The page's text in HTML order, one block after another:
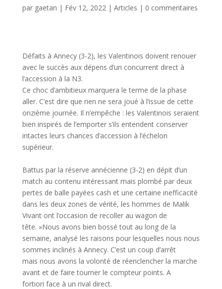
par gaetan | Fév 12, 2022| Articles | 0 commentaires
Défaits à Annecy (3-2), les Valentinois doivent renouer
avec le succès aux dépens d’un concurrent direct à
l’accession à la N3.
Ce choc d’ambitieux marquera le terme de la phase
aller. C’est dire que rien ne sera joué à l’issue de cette
onzième journée. Il n’empêche : les Valentinois seraient
bien inspirés de l’emporter s’ils entendent conserver
intactes leurs chances d’accession à l’échelon
supérieur.
Battus par la réserve annécienne (3-2) en dépit d’un
match au contenu intéressant mais plombé par deux
pertes de balle payées cash et une certaine inefficacité
dans les deux zones de vérité, les hommes de Malik
Vivant ont l’occasion de recoller au wagon de
tête. »Nous avons bien bossé tout au long de la
semaine, analysé les raisons pour lesquelles nous nous
sommes inclinés à Annecy. C’est un coup d’arrêt
mais nous avons la volonté de réenclencher la marche
avant et de faire tourner le compteur points. A
fortiori face à un rival direct.